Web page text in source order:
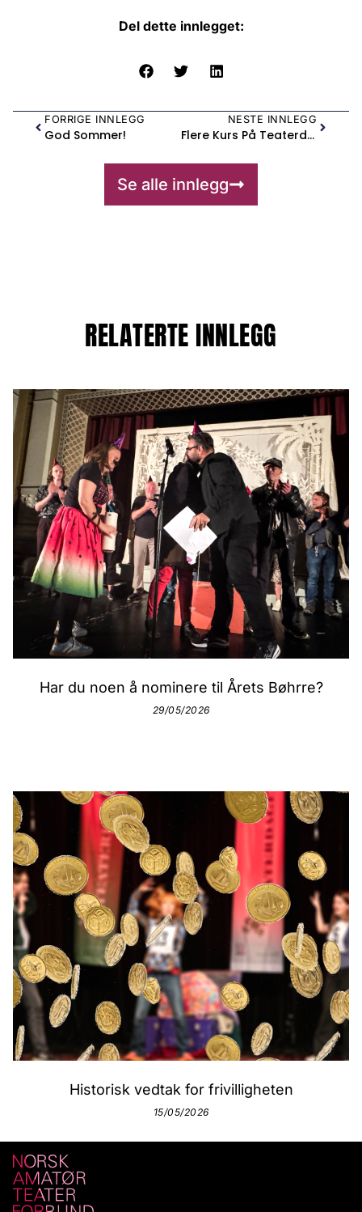
Del dette innlegget:
FORRIGE INNLEGG
God Sommer!
NESTE INNLEGG
Flere Kurs På Teaterdagene!
Se alle innlegg
RELATERTE INNLEGG
Har du noen å nominere til Årets Bøhrre?
29/05/2026
Historisk vedtak for frivilligheten
15/05/2026